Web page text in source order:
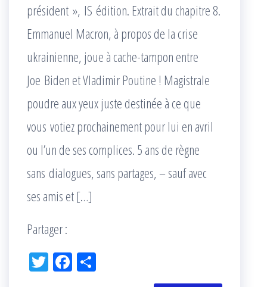
président », IS édition. Extrait du chapitre 8.
Emmanuel Macron, à propos de la crise
ukrainienne, joue à cache-tampon entre
Joe Biden et Vladimir Poutine ! Magistrale
poudre aux yeux juste destinée à ce que
vous votiez prochainement pour lui en avril
ou l’un de ses complices. 5 ans de règne
sans dialogues, sans partages, – sauf avec
ses amis et […]
Partager :
Tw Fac